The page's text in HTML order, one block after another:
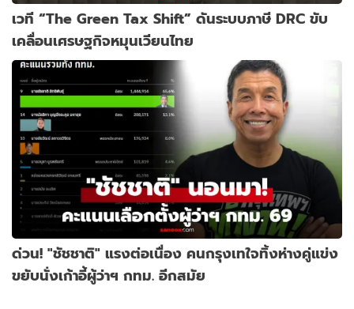
เวที “The Green Tax Shift” ดันระบบภาษี DRC ขับ
เคลื่อนเศรษฐกิจหมุนเวียนไทย
ด่วน! "ชัชชาติ" แรงต่อเนื่อง คนกรุงเทใจทิ้งห่างคู่แข่ง
ขยับนั่งเก้าอี้ผู้ว่าฯ กทม. อีกสมัย